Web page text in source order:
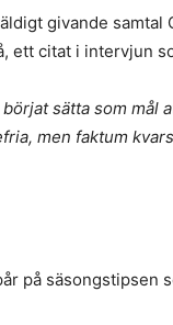
givande
ett citat i intervjun
sätta som mål
men faktum
på säsongstipsen